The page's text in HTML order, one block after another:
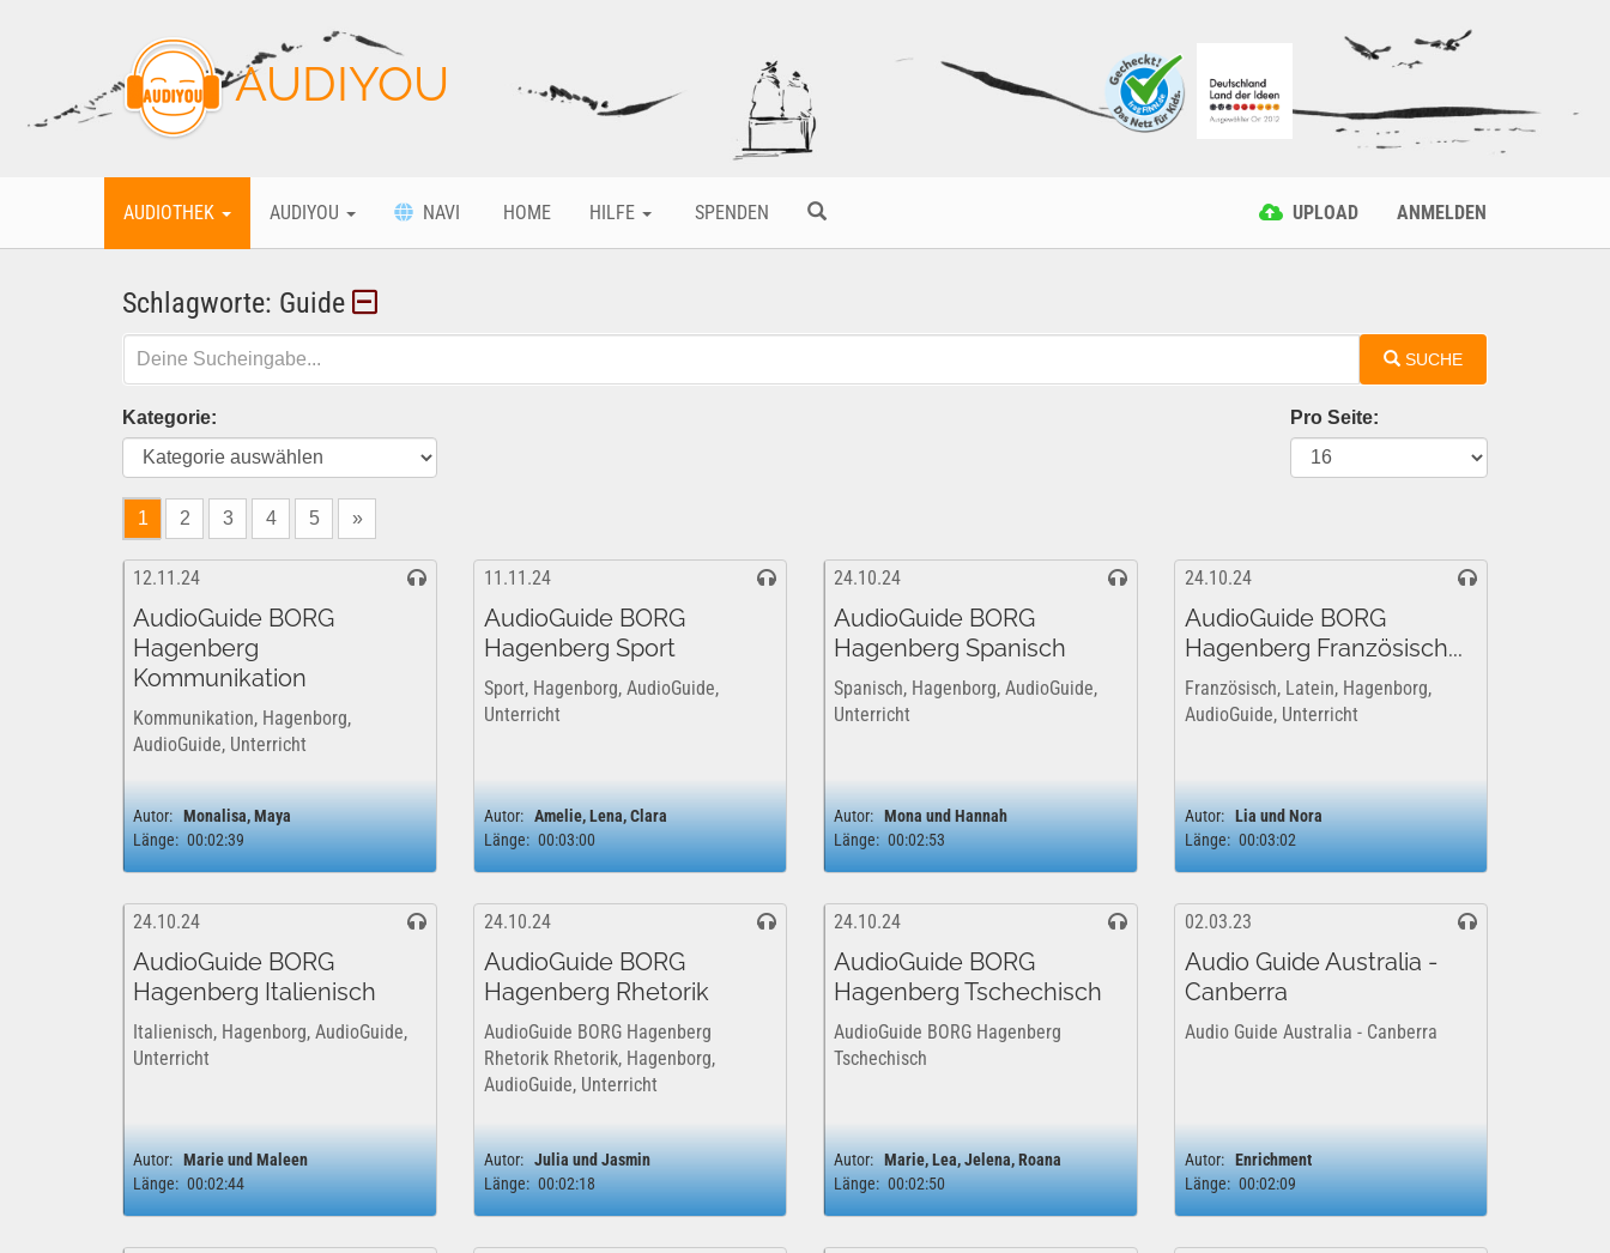
AUDIYOU
AUDIOTHEK AUDIYOU NAVI HOME HILFE SPENDEN UPLOAD ANMELDEN
Schlagworte: Guide
SUCHE
Kategorie: Pro Seite:
1 2 3 4 5 »
12.11.24
AudioGuide BORG
Hagenberg
Kommunikation
Kommunikation, Hagenborg,
AudioGuide, Unterricht
Autor: Monalisa, Maya
Länge: 00:02:39
11.11.24
AudioGuide BORG
Hagenberg Sport
Sport, Hagenborg, AudioGuide,
Unterricht
Autor: Amelie, Lena, Clara
Länge: 00:03:00
24.10.24
AudioGuide BORG
Hagenberg Spanisch
Spanisch, Hagenborg, AudioGuide,
Unterricht
Autor: Mona und Hannah
Länge: 00:02:53
24.10.24
AudioGuide BORG
Hagenberg Französisch...
Französisch, Latein, Hagenborg,
AudioGuide, Unterricht
Autor: Lia und Nora
Länge: 00:03:02
24.10.24
AudioGuide BORG
Hagenberg Italienisch
Italienisch, Hagenborg, AudioGuide,
Unterricht
Autor: Marie und Maleen
Länge: 00:02:44
24.10.24
AudioGuide BORG
Hagenberg Rhetorik
AudioGuide BORG Hagenberg
Rhetorik Rhetorik, Hagenborg,
AudioGuide, Unterricht
Autor: Julia und Jasmin
Länge: 00:02:18
24.10.24
AudioGuide BORG
Hagenberg Tschechisch
AudioGuide BORG Hagenberg
Tschechisch
Autor: Marie, Lea, Jelena, Roana
Länge: 00:02:50
02.03.23
Audio Guide Australia -
Canberra
Audio Guide Australia - Canberra
Autor: Enrichment
Länge: 00:02:09